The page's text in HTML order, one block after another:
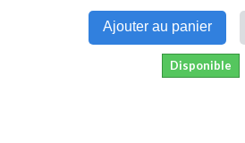
Ajouter au panier
Disponible